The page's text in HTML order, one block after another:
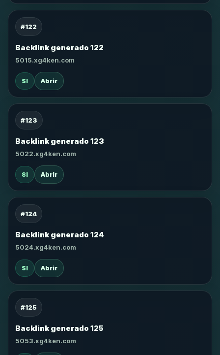
#122
Backlink generado 122
5015.xg4ken.com
SI Abrir
#123
Backlink generado 123
5022.xg4ken.com
SI Abrir
#124
Backlink generado 124
5024.xg4ken.com
SI Abrir
#125
Backlink generado 125
5053.xg4ken.com